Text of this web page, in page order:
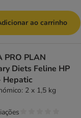
ao carrinho
PRO PLAN
Diets Feline HP
Hepatic
2 x 1,5 kg